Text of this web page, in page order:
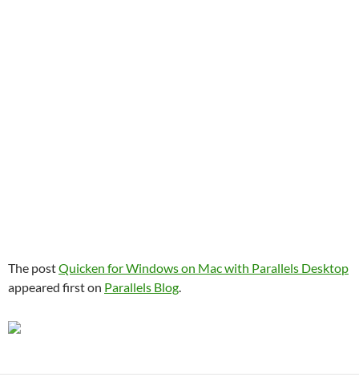
The postQuicken for Windows on Mac with Parallels Desktop
appeared first on Parallels Blog.